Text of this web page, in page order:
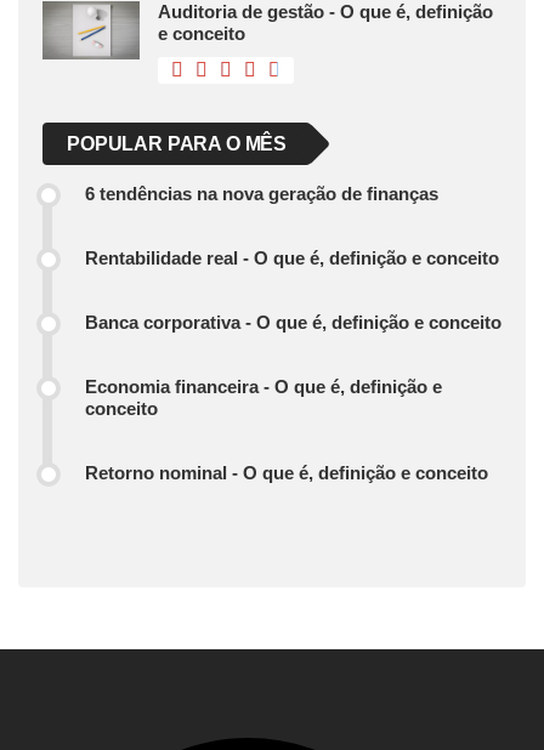
Auditoria de gestão - O que é, definição
e conceito
POPULAR PARA O MÊS
6 tendências na nova geração de finanças
Rentabilidade real - O que é, definição e conceito
Banca corporativa - O que é, definição e conceito
Economia financeira - O que é, definição e
conceito
Retorno nominal - O que é, definição e conceito